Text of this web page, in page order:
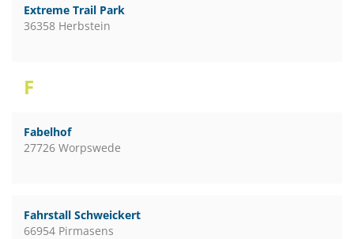
Extreme Trail Park
36358 Herbstein
F
Fabelhof
27726 Worpswede
Fahrstall Schweickert
66954 Pirmasens